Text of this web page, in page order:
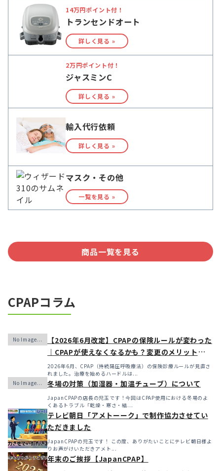
14万円ポイント付！
トランセンドオート
詳しく見る »
2万円ポイント付！
ジャスミンC
詳しく見る »
輸入代行依頼
詳しく見る »
マスク・その他
一覧を見る »
商品一覧を見る
CPAPコラム
【2026年6月改定】CPAPの保険ルールが変わった
｜CPAPが使えなくなるかも？変更のメリット・デ
メリットと「購入」という選択肢
2026年6月、CPAP（持続陽圧呼吸療法）の保険診療ルールが見直さ
れました。治療を始めるハードルは...
冬場の対策（加湿器・加温チューブ）について
JapanCPAPの店長の児玉です！今回はCPAP使用における冬場のよ
くあるトラブル「乾燥・寒さ・結...
テレビ朝日「アメトーーク」で制作協力させてい
ただきました
JapanCPAPの児玉です！ この度、ありがたいことにテレビ朝日様よ
りお声がけいただきアメト...
年末のご挨拶【JapanCPAP】